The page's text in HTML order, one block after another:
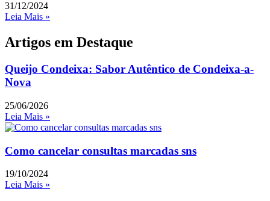
31/12/2024
Leia Mais »
Artigos em Destaque
Queijo Condeixa: Sabor Autêntico de Condeixa-a-
Nova
25/06/2026
Leia Mais »
Como cancelar consultas marcadas sns
19/10/2024
Leia Mais »